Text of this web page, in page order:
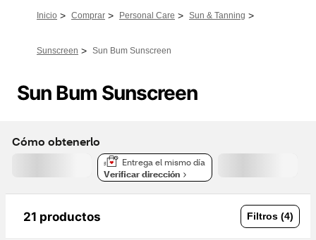
Inicio > Comprar > Personal Care > Sun & Tanning >
Sunscreen > Sun Bum Sunscreen
Sun Bum Sunscreen
Cómo obtenerlo
Entrega el mismo día
Verificar dirección
21 productos Filtros (4)